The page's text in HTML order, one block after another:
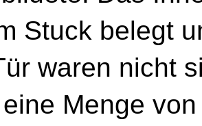
Stuck belegt
waren nicht
Menge